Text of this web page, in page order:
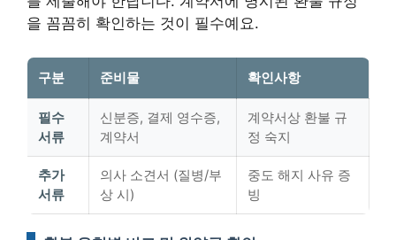
을 꼼꼼히 확인하는 것이 필수예요.
구분 준비물 확인사항
필수
서류
신분증, 결제 영수증,
계약서
계약서상 환불 규
정 숙지
추가
서류
의사 소견서 (질병/부
상 시)
중도 해지 사유 증
빙